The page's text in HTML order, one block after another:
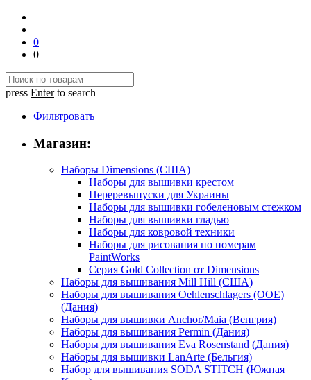
0
0
press Enterto search
Фильтровать
Магазин:
Наборы Dimensions (США)
Наборы для вышивки крестом
Переревыпуски для Украины
Наборы для вышивки гобеленовым стежком
Наборы для вышивки гладью
Наборы для ковровой техники
Наборы для рисования по номерам
PaintWorks
Серия Gold Collection от Dimensions
Наборы для вышивания Mill Hill (США)
Наборы для вышивания Oehlenschlagers (OOE)
(Дания)
Наборы для вышивки Anchor/Maia (Венгрия)
Наборы для вышивания Permin (Дания)
Наборы для вышивания Eva Rosenstand (Дания)
Наборы для вышивки LanArte (Бельгия)
Набор для вышивания SODA STITCH (Южная